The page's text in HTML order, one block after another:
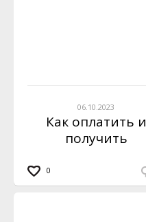
0
06.10.2023
Как оплатить и
получить